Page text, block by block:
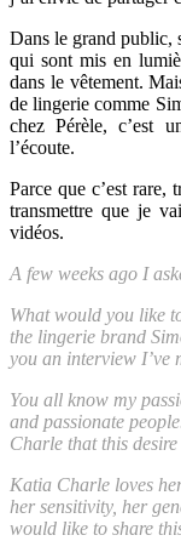
Dans le grand public,
qui sont mis en
dans le vêtement.
de lingerie comme
chez Pérèle, c’est
l’écoute.
Parce que c’est rare,
transmettre que je
vidéos.
A few weeks ago I
What would you like
the lingerie brand
you an interview I’ve
You all know my
and passionate
Charle that this
Katia Charle loves
her sensitivity, her
would like to share